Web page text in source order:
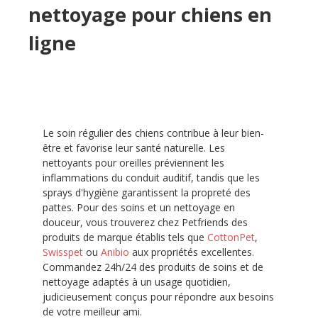
nettoyage pour chiens en
ligne
Le soin régulier des chiens contribue à leur bien-
être et favorise leur santé naturelle. Les
nettoyants pour oreilles préviennent les
inflammations du conduit auditif, tandis que les
sprays d'hygiène garantissent la propreté des
pattes. Pour des soins et un nettoyage en
douceur, vous trouverez chez Petfriends des
produits de marque établis tels que CottonPet,
Swisspet ou Anibio aux propriétés excellentes.
Commandez 24h/24 des produits de soins et de
nettoyage adaptés à un usage quotidien,
judicieusement conçus pour répondre aux besoins
de votre meilleur ami.